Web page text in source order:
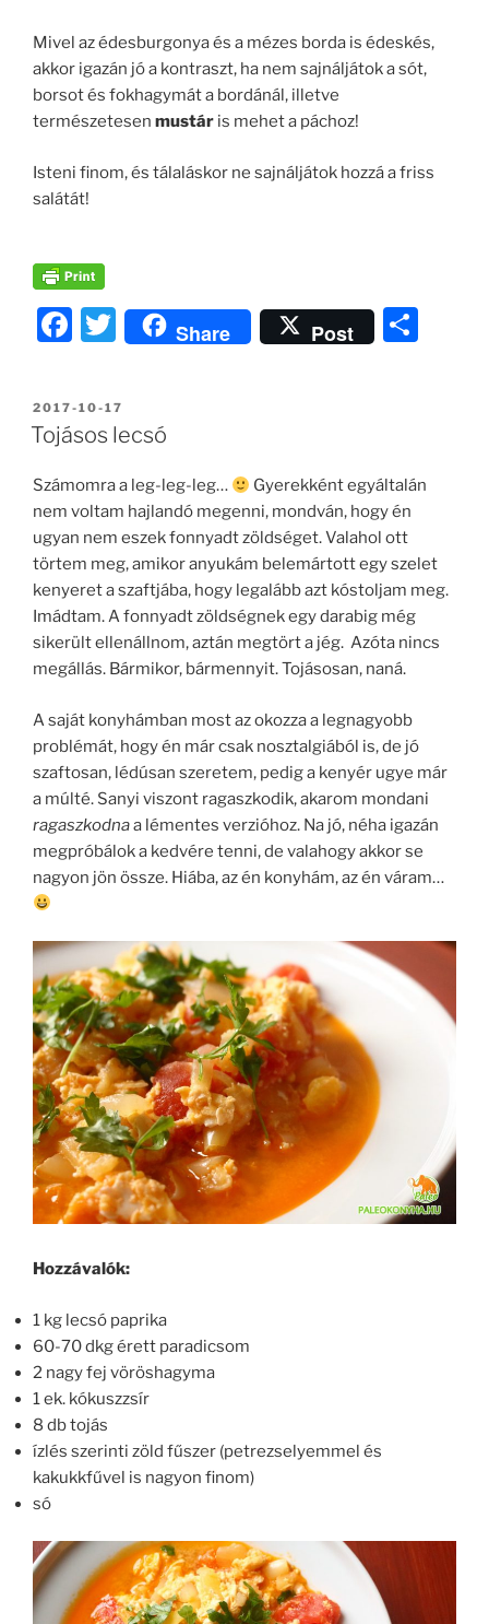
Mivel az édesburgonya és a mézes borda is édeskés,
akkor igazán jó a kontraszt, ha nem sajnáljátok a sót,
borsot és fokhagymát a bordánál, illetve
természetesen mustár is mehet a páchoz!
Isteni finom, és tálaláskor ne sajnáljátok hozzá a friss
salátát!
F
c
e
o
o
k
T
w
itt
er
Share Post
e
BEKÜLDVE:
2017-10-17
Tojásos lecsó
Számomra a leg-leg-leg…
Gyerekként egyáltalán
nem voltam hajlandó megenni, mondván, hogy én
ugyan nem eszek fonnyadt zöldséget. Valahol ott
törtem meg, amikor anyukám belemártott egy szelet
kenyeret a szaftjába, hogy legalább azt kóstoljam meg.
Imádtam. A fonnyadt zöldségnek egy darabig még
sikerült ellenállnom, aztán megtört a jég. Azóta nincs
megállás. Bármikor, bármennyit. Tojásosan, naná.
A saját konyhámban most az okozza a legnagyobb
problémát, hogy én már csak nosztalgiából is, de jó
szaftosan, lédúsan szeretem, pedig a kenyér ugye már
a múlté. Sanyi viszont ragaszkodik, akarom mondani
ragaszkodnaa lémentes verzióhoz. Na jó, néha igazán
megpróbálok a kedvére tenni, de valahogy akkor se
nagyon jön össze. Hiába, az én konyhám, az én váram…
Hozzávalók:
1 kg lecsó paprika
60-70 dkg érett paradicsom
2 nagy fej vöröshagyma
1 ek. kókuszzsír
8 db tojás
ízlés szerinti zöld fűszer (petrezselyemmel és
kakukkfűvel is nagyon finom)
só